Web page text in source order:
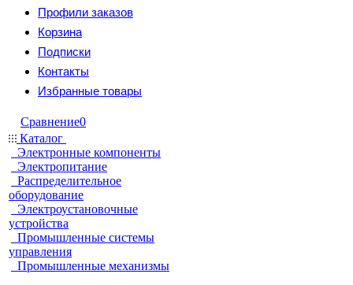
Профили заказов
Корзина
Подписки
Контакты
Избранные товары
Сравнение0
Каталог
Электронные компоненты
Электропитание
Распределительное
оборудование
Электроустановочные
устройства
Промышленные системы
управления
Промышленные механизмы